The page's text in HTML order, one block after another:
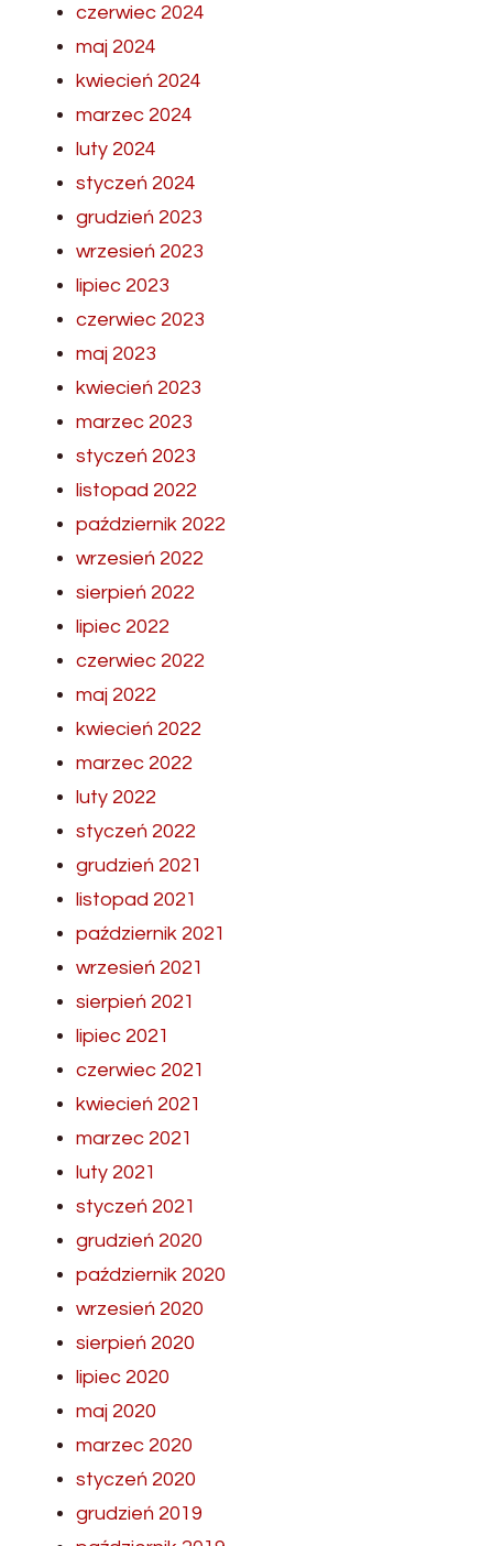
czerwiec 2024
maj 2024
kwiecień 2024
marzec 2024
luty 2024
styczeń 2024
grudzień 2023
wrzesień 2023
lipiec 2023
czerwiec 2023
maj 2023
kwiecień 2023
marzec 2023
styczeń 2023
listopad 2022
październik 2022
wrzesień 2022
sierpień 2022
lipiec 2022
czerwiec 2022
maj 2022
kwiecień 2022
marzec 2022
luty 2022
styczeń 2022
grudzień 2021
listopad 2021
październik 2021
wrzesień 2021
sierpień 2021
lipiec 2021
czerwiec 2021
kwiecień 2021
marzec 2021
luty 2021
styczeń 2021
grudzień 2020
październik 2020
wrzesień 2020
sierpień 2020
lipiec 2020
maj 2020
marzec 2020
styczeń 2020
grudzień 2019